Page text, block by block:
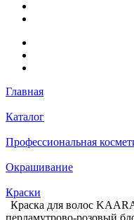
Главная
Каталог
Профессиональная
Окрашивание
Краски
Краска для волос
перламутрово-розовый